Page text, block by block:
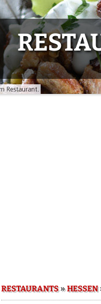
RESTAURANTS»HESSEN